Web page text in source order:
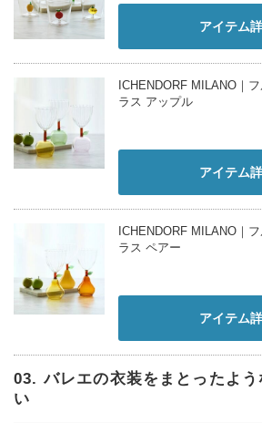
アイテム
ICHENDORF MILANO｜
ラス アップル
アイテム
ICHENDORF MILANO｜
ラス ペアー
アイテム
03. バレエの衣装をまとったよう
い